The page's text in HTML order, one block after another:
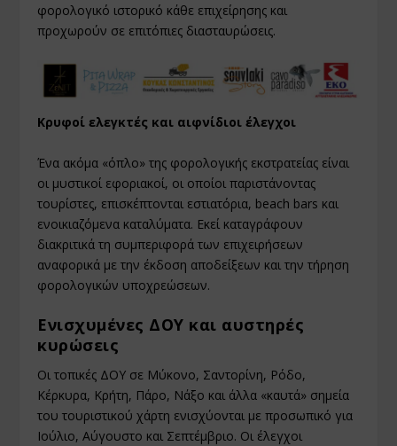
φορολογικό ιστορικό κάθε επιχείρησης και
προχωρούν σε επιτόπιες διασταυρώσεις.
Κρυφοί ελεγκτές και αιφνίδιοι έλεγχοι
Ένα ακόμα «όπλο» της φορολογικής εκστρατείας είναι
οι μυστικοί εφοριακοί, οι οποίοι παριστάνοντας
τουρίστες, επισκέπτονται εστιατόρια, beach bars και
ενοικιαζόμενα καταλύματα. Εκεί καταγράφουν
διακριτικά τη συμπεριφορά των επιχειρήσεων
αναφορικά με την έκδοση αποδείξεων και την τήρηση
φορολογικών υποχρεώσεων.
Ενισχυμένες ΔΟΥ και αυστηρές
κυρώσεις
Οι τοπικές ΔΟΥ σε Μύκονο, Σαντορίνη, Ρόδο,
Κέρκυρα, Κρήτη, Πάρο, Νάξο και άλλα «καυτά» σημεία
του τουριστικού χάρτη ενισχύονται με προσωπικό για
Ιούλιο, Αύγουστο και Σεπτέμβριο. Οι έλεγχοι